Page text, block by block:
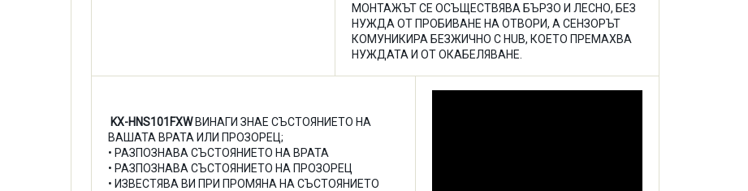
МОНТАЖЪТ СЕ ОСЪЩЕСТВЯВА БЪРЗО И ЛЕСНО, БЕЗ
НУЖДА ОТ ПРОБИВАНЕ НА ОТВОРИ, А СЕНЗОРЪТ
КОМУНИКИРА БЕЗЖИЧНО С HUB, КОЕТО ПРЕМАХВА
НУЖДАТА И ОТ ОКАБЕЛЯВАНЕ.
KX-HNS101FXWВИНАГИ ЗНАЕ СЪСТОЯНИЕТО НА
ВАШАТА ВРАТА ИЛИ ПРОЗОРЕЦ;
• РАЗПОЗНАВА СЪСТОЯНИЕТО НА ВРАТА
• РАЗПОЗНАВА СЪСТОЯНИЕТО НА ПРОЗОРЕЦ
• ИЗВЕСТЯВА ВИ ПРИ ПРОМЯНА НА СЪСТОЯНИЕТО